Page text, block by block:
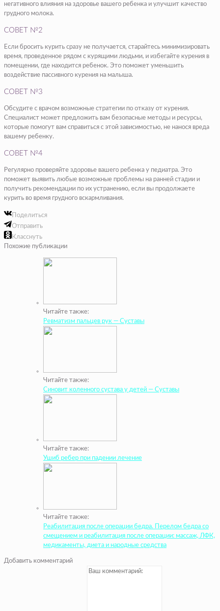
негативного влияния на здоровье вашего ребенка и улучшит качество
грудного молока.
СОВЕТ №2
Если бросить курить сразу не получается, старайтесь минимизировать
время, проведенное рядом с курящими людьми, и избегайте курения в
помещении, где находится ребенок. Это поможет уменьшить
воздействие пассивного курения на малыша.
СОВЕТ №3
Обсудите с врачом возможные стратегии по отказу от курения.
Специалист может предложить вам безопасные методы и ресурсы,
которые помогут вам справиться с этой зависимостью, не нанося вреда
вашему ребенку.
СОВЕТ №4
Регулярно проверяйте здоровье вашего ребенка у педиатра. Это
поможет выявить любые возможные проблемы на ранней стадии и
получить рекомендации по их устранению, если вы продолжаете
курить во время грудного вскармливания.
Поделиться
Отправить
Класснуть
Похожие публикации
Читайте также:
Ревматизм пальцев рук — Суставы
Читайте также:
Синовит коленного сустава у детей — Суставы
Читайте также:
Ушиб ребер при падении лечение
Читайте также:
Реабилитация после операции бедра. Перелом бедра со
смещением и реабилитация после операции: массаж, ЛФК,
медикаменты, диета и народные средства
Добавить комментарий